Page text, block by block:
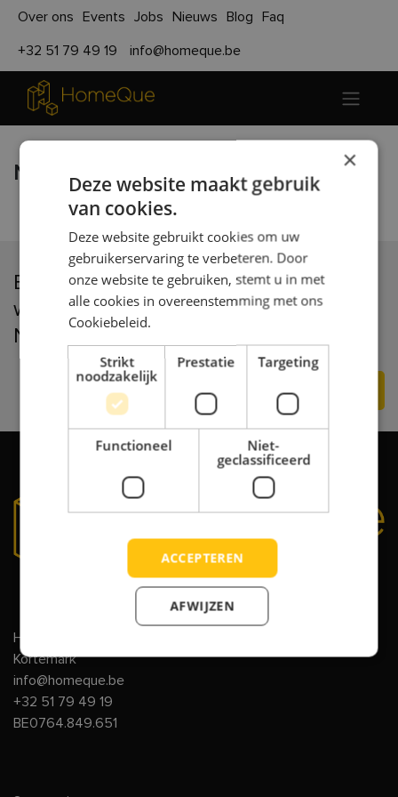
Over ons Events Jobs Nieuws Blog Faq
+32 51 79 49 19 info@homeque.be
Nog geen blogposts.
Ben je geïnteresseerd? Of had je graag
wat meer info ontvangen?
Neem gerust nog contact op met ons!
Contacteer ons hier
HomeQue NV
Kortemark
info@homeque.be
+32 51 79 49 19
BE0764.849.651
×
Deze website maakt gebruik
van cookies.
Deze website gebruikt cookies om uw
gebruikerservaring te verbeteren. Door
onze website te gebruiken, stemt u in met
alle cookies in overeenstemming met ons
Cookiebeleid.
Strikt
noodzakelijk
Prestatie Targeting
Functioneel
Niet-
geclassificeerd
ACCEPTEREN
AFWIJZEN